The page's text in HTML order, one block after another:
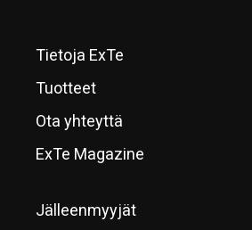
Tietoja ExTe
Tuotteet
Ota yhteyttä
ExTe Magazine
Jälleenmyyjät